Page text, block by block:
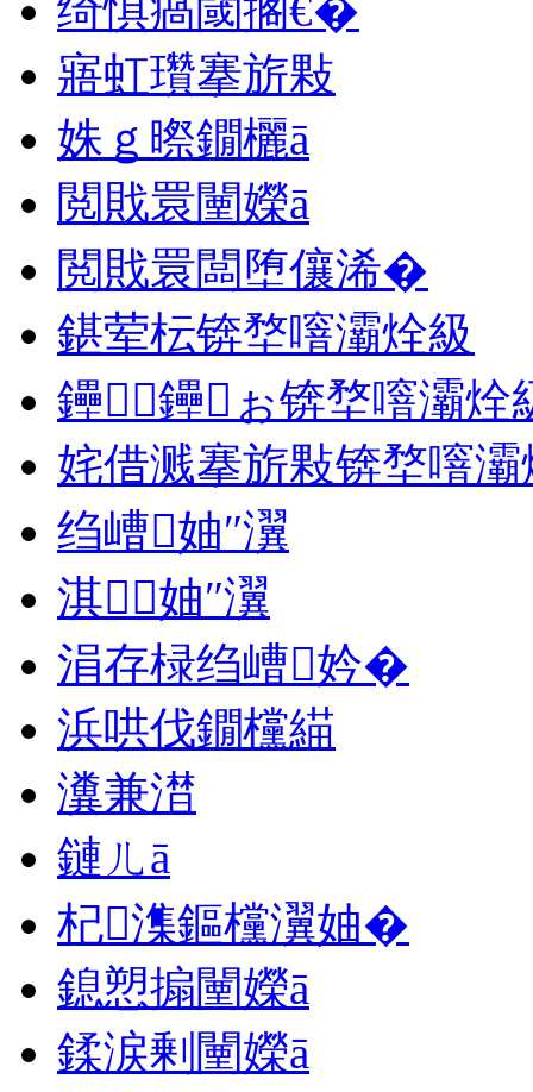
寤虹瓚搴旂敤
姝ｇ暩鐗欐ā
閲戝睘闉嬫ā
閲戝睘闆堕儴浠�
鍖荤枟锛堥噾灞烇級
鑸┖鑸ぉ锛堥噾灞烇
姹借溅搴旂敤锛堥噾灞
绉嶆妯″瀷
淇妯″瀷
涓存椂绉嶆妗�
浜哄伐鐗欓緢
瀵兼澘
鏈ㄦā
杞潗鏂欓瀷妯�
鎴愬搧闉嬫ā
鍒涙剰闉嬫ā